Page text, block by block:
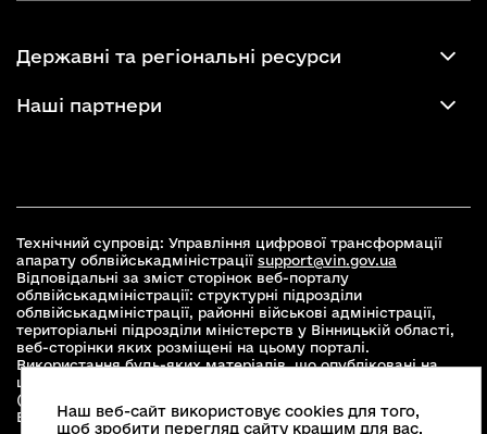
Державні та регіональні ресурси
Наші партнери
Технічний супровід: Управління цифрової трансформації
апарату облвійськадміністрації support@vin.gov.ua
Відповідальні за зміст сторінок веб-порталу
облвійськадміністрації: структурні підрозділи
облвійськадміністрації, районні військові адміністрації,
територіальні підрозділи міністерств у Вінницькій області,
веб-сторінки яких розміщені на цьому порталі.
Використання будь-яких матеріалів, що опубліковані на
цьому сайті, дозволяється при умові зазначення посилання
(для інтернет-видань - гіперпосилання) на офіційний сайт
Вінницької облвійськадміністраціїwww.vin.gov.ua .
Наш веб-сайт використовує cookies для того,
щоб зробити перегляд сайту кращим для вас.